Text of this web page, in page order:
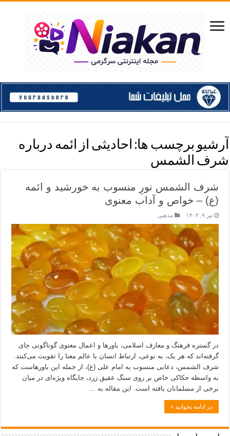
آرشیو برچسب ها: احادیثی از ائمه درباره
شرف الشمس
شرف الشمس نورِ منسوب به خورشید و ائمه
(ع) – خواص و آداب معنوی
تیر ۹, ۱۴۰۴ مذهبی
در گستره فرهنگ و معارف اسلامی، باورها و اعمال معنوی گوناگونی جای
گرفته‌اند که هر یک، به نوعی، ارتباط انسان با عالم معنا را تقویت می‌کنند.
شرف الشمس، دعایی منسوب به امام علی (ع)، از جمله این باورهاست که
به واسطه حکاکی خاص بر روی سنگ عقیق زرد، جایگاه ویژه‌ای در میان
برخی از مسلمانان یافته است. این مقاله به …
در ادامه بخوانید »